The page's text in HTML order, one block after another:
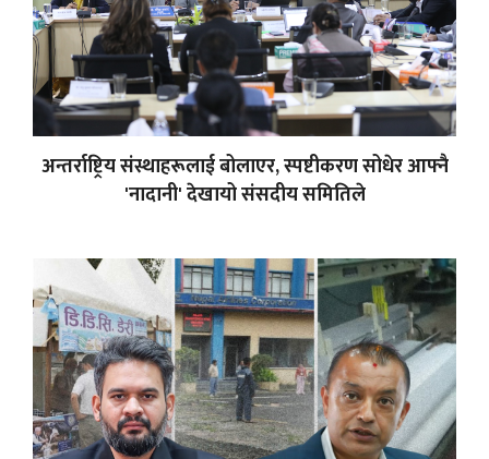
अन्तर्राष्ट्रिय संस्थाहरूलाई बोलाएर, स्पष्टीकरण सोधेर आफ्नै
'नादानी' देखायो संसदीय समितिले